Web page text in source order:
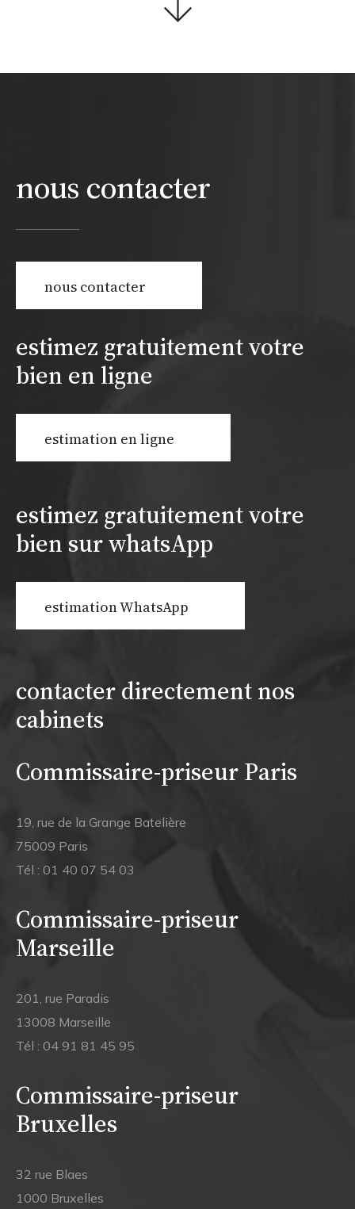
nous contacter
nous contacter
estimez gratuitement votre
bien en ligne
estimation en ligne
estimez gratuitement votre
bien sur whatsApp
estimation WhatsApp
contacter directement nos
cabinets
Commissaire-priseur Paris
19, rue de la Grange Batelière
75009 Paris
Tél : 01 40 07 54 03
Commissaire-priseur
Marseille
201, rue Paradis
13008 Marseille
Tél : 04 91 81 45 95
Commissaire-priseur
Bruxelles
32 rue Blaes
1000 Bruxelles